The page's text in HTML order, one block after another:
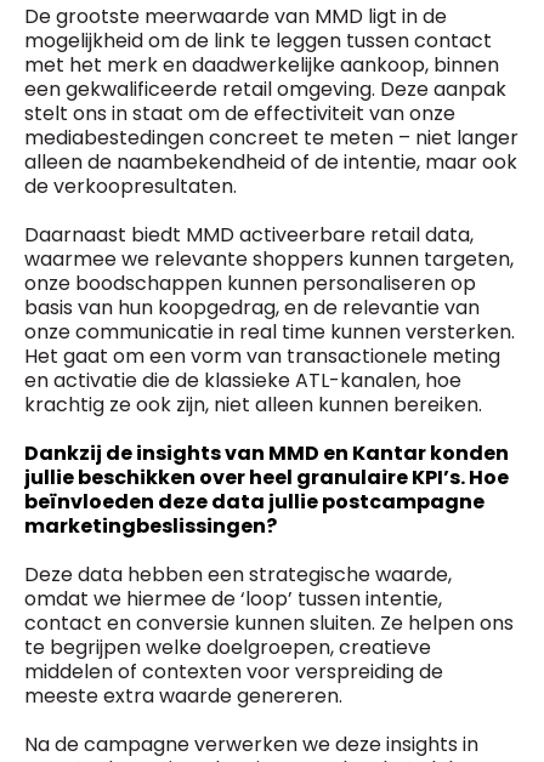
De grootste meerwaarde van MMD ligt in de
mogelijkheid om de link te leggen tussen contact
met het merk en daadwerkelijke aankoop, binnen
een gekwalificeerde retail omgeving. Deze aanpak
stelt ons in staat om de effectiviteit van onze
mediabestedingen concreet te meten – niet langer
alleen de naambekendheid of de intentie, maar ook
de verkoopresultaten.
Daarnaast biedt MMD activeerbare retail data,
waarmee we relevante shoppers kunnen targeten,
onze boodschappen kunnen personaliseren op
basis van hun koopgedrag, en de relevantie van
onze communicatie in real time kunnen versterken.
Het gaat om een vorm van transactionele meting
en activatie die de klassieke ATL-kanalen, hoe
krachtig ze ook zijn, niet alleen kunnen bereiken.
Dankzij de insights van MMD en Kantar konden
jullie beschikken over heel granulaire KPI’s. Hoe
beïnvloeden deze data jullie postcampagne
marketingbeslissingen?
Deze data hebben een strategische waarde,
omdat we hiermee de ‘loop’ tussen intentie,
contact en conversie kunnen sluiten. Ze helpen ons
te begrijpen welke doelgroepen, creatieve
middelen of contexten voor verspreiding de
meeste extra waarde genereren.
Na de campagne verwerken we deze insights in